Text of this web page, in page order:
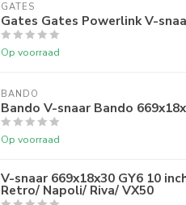
GATES
Gates Gates Powerlink V-
Op voorraad
BANDO
Bando V-snaar Bando
Op voorraad
V-snaar 669x18x30 GY6 10
Retro/ Napoli/ Riva/ VX50